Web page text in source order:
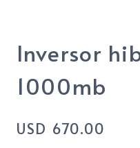
Inversor
1000mb
USD 670.00